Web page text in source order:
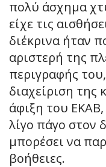
πολύ άσχημα
είχε τις
διέκρινα ήταν
αριστερή της
περιγραφής
διαχείριση της
άφιξη του
λίγο πάγο στον
μπορέσει να
βοήθειες.